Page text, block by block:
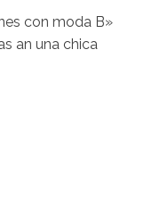
con moda В»
an una chica